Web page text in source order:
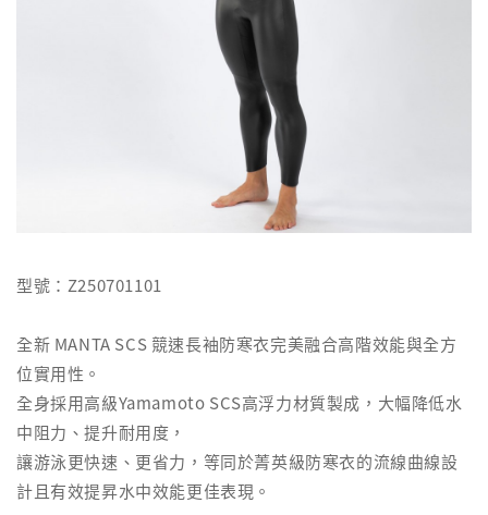
型號：Z250701101
全新 MANTA SCS 競速長袖防寒衣完美融合高階效能與全方
位實用性。
全身採用高級Yamamoto SCS高浮力材質製成，大幅降低水
中阻力、提升耐用度，
讓游泳更快速、更省力，等同於菁英級防寒衣的流線曲線設
計且有效提昇水中效能更佳表現。